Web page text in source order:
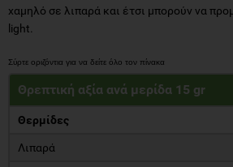
χαμηλό σε λιπαρά και έτσι μπορούν να
light.
Θρεπτική αξία ανά μερίδα 15 gr
Θερμίδες
Λιπαρά